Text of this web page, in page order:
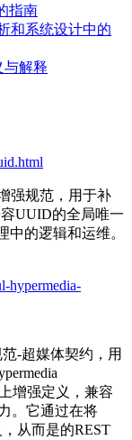
指南
和系统设计中的
与解释
强规范，用于补
UUID的全局唯一
的逻辑和运维。
hypermedia-
-超媒体契约，用
增强定义，兼容
。它通过在将
从而是的REST